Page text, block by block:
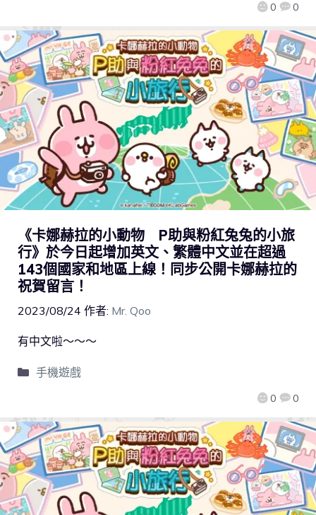
0 0
《卡娜赫拉的小動物 P助與粉紅兔兔的小旅
行》於今日起增加英文、繁體中文並在超過
143個國家和地區上線！同步公開卡娜赫拉的
祝賀留言！
2023/08/24 作者: Mr. Qoo
0 0
有中文啦～～～
手機遊戲